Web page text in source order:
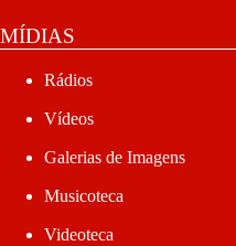
MÍDIAS
Rádios
Vídeos
Galerias de Imagens
Musicoteca
Videoteca